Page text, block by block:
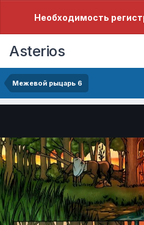
Необходимость
Asterios
Межевой рыцарь 6